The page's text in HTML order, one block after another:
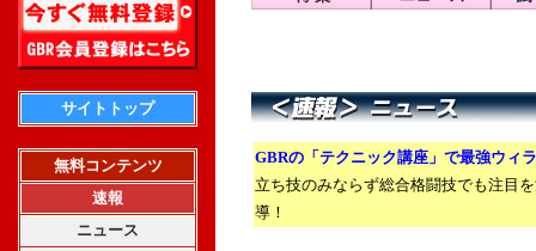
サイトトップ
無料コンテンツ
速報
ニュース
GBRの「テクニック講座」で最強ウィ
立ち技のみならず総合格闘技でも注目
導！